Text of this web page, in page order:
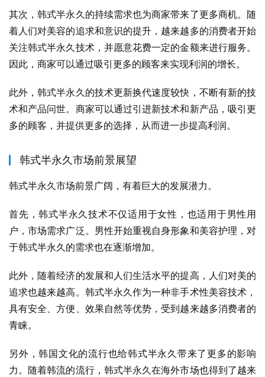
其次，韩式半永久的持续需求也为商家带来了更多商机。随
着人们对美容的追求和意识的提升，越来越多的消费者开始
关注韩式半永久技术，并愿意花费一定的金额来进行服务。
因此，商家可以通过吸引更多的顾客来实现利润的增长。
此外，韩式半永久的技术更新换代速度较快，不断有新的技
术和产品问世。商家可以通过引进新技术和新产品，吸引更
多的顾客，并提供更多的选择，从而进一步提高利润。
韩式半永久市场前景展望
韩式半永久市场前景广阔，有着巨大的发展潜力。
首先，韩式半永久技术不仅适用于女性，也适用于男性用
户，市场需求广泛。男性开始重视自身形象和美容护理，对
于韩式半永久的需求也在逐渐增加。
此外，随着经济的发展和人们生活水平的提高，人们对美的
追求也越来越高。韩式半永久作为一种非手术性美容技术，
具有安全、方便、效果自然等优势，受到越来越多消费者的
青睐。
另外，韩国文化的流行也给韩式半永久带来了更多的影响
力。随着韩流的流行，韩式半永久在海外市场也得到了越来